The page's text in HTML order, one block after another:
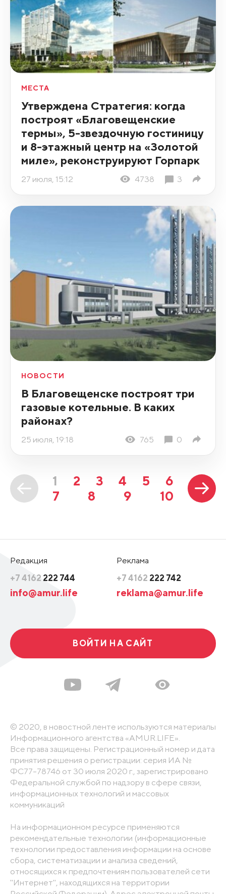
МЕСТА
Утверждена Стратегия: когда
построят «Благовещенские
термы», 5-звездочную гостиницу
и 8-этажный центр на «Золотой
миле», реконструируют Горпарк
27 июля, 15:12 4738 3
НОВОСТИ
В Благовещенске построят три
газовые котельные. В каких
районах?
25 июля, 19:18 765 0
1 2 3 4 5
6
7
8 9 10
Редакция
+7 4162 222 744
info@amur.life
Реклама
+7 4162 222 742
reklama@amur.life
ВОЙТИ НА САЙТ
© 2020, в новостной ленте используются материалы
Информационного агентства «AMUR.LIFE».
Все права защищены. Регистрационный номер и дата
принятия решения о регистрации: серия ИА №
ФС77-78746 от 30 июля 2020 г., зарегистрировано
Федеральной службой по надзору в сфере связи,
информационных технологий и массовых
коммуникаций
На информационном ресурсе применяются
рекомендательные технологии (информационные
технологии предоставления информации на основе
сбора, систематизации и анализа сведений,
относящихся к предпочтениям пользователей сети
"Интернет", находящихся на территории